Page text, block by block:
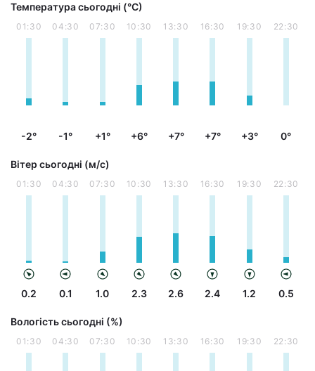
Температура сьогодні (°С)
01:30
-2°
04:30
-1°
07:30
+1°
10:30
+6°
13:30
+7°
16:30
+7°
19:30
+3°
22:30
0°
Вітер сьогодні (м/с)
01:30
0.2
04:30
0.1
07:30
1.0
10:30
2.3
13:30
2.6
16:30
2.4
19:30
1.2
22:30
0.5
Вологість сьогодні (%)
01:30 04:30 07:30 10:30 13:30 16:30 19:30 22:30